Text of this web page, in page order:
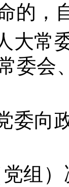
的，
大
委会
委
组